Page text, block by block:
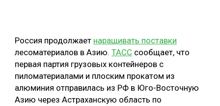
ПРОИЗВОДСТВО ДРЕВЕСНЫХ ПЛИТ
ЦБП
КОМПЛЕКСНАЯ ПЕРЕРАБОТКА
ПОДБОРКИ СТАТЕЙ
Россия продолжает наращивать поставки
лесоматериалов в Азию. ТАСС сообщает, что
первая партия грузовых контейнеров с
пиломатериалами и плоским прокатом из
алюминия отправилась из РФ в Юго-Восточную
Азию через Астраханскую область по